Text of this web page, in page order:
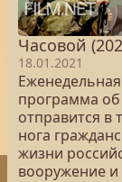
Часовой
18.01.2021
программа
отправится в
нога
жизни
вооружение и